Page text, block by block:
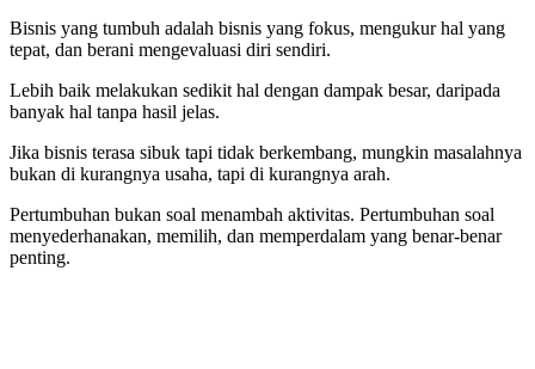
Bisnis yang tumbuh adalah bisnis yang fokus, mengukur hal yang
tepat, dan berani mengevaluasi diri sendiri.
Lebih baik melakukan sedikit hal dengan dampak besar, daripada
banyak hal tanpa hasil jelas.
Jika bisnis terasa sibuk tapi tidak berkembang, mungkin masalahnya
bukan di kurangnya usaha, tapi di kurangnya arah.
Pertumbuhan bukan soal menambah aktivitas. Pertumbuhan soal
menyederhanakan, memilih, dan memperdalam yang benar-benar
penting.